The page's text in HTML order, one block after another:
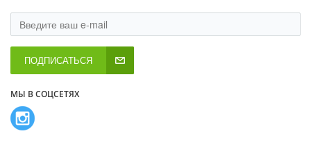
ПОДПИСАТЬСЯ
МЫ В СОЦСЕТЯХ